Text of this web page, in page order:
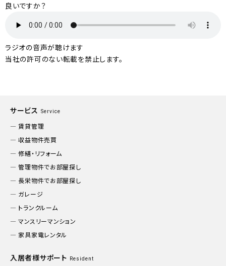
良いですか？
ラジオの音声が聴けます
当社の許可のない転載を禁止します。
サービス Service
賃貸管理
収益物件売買
修繕・リフォーム
管理物件でお部屋探し
長栄物件でお部屋探し
ガレージ
トランクルーム
マンスリーマンション
家具家電レンタル
入居者様サポート Resident